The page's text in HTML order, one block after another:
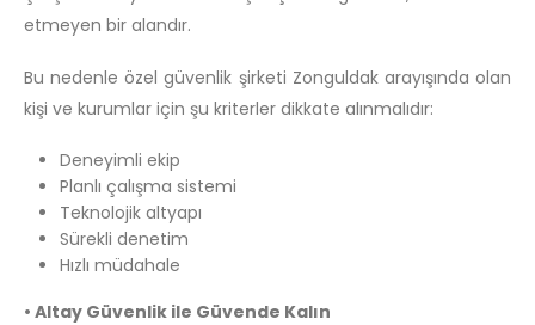
etmeyen bir alandır.
Bu nedenle özel güvenlik şirketi Zonguldak arayışında olan
kişi ve kurumlar için şu kriterler dikkate alınmalıdır:
Deneyimli ekip
Planlı çalışma sistemi
Teknolojik altyapı
Sürekli denetim
Hızlı müdahale
• Altay Güvenlik ile Güvende Kalın